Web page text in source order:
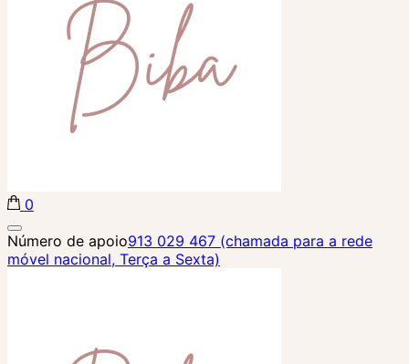
Biba Concept Store
0
Número de apoio913 029 467 (chamada para a rede
móvel nacional, Terça a Sexta)